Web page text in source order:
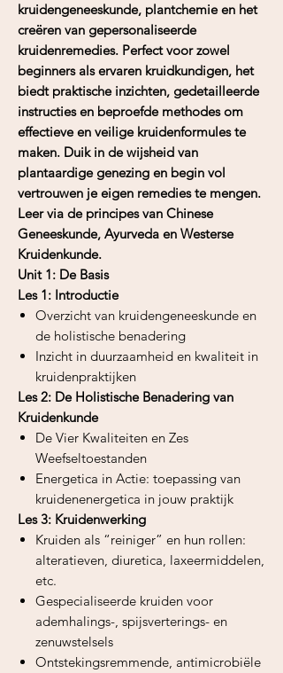
kruidengeneeskunde, plantchemie en het
creëren van gepersonaliseerde
kruidenremedies. Perfect voor zowel
beginners als ervaren kruidkundigen, het
biedt praktische inzichten, gedetailleerde
instructies en beproefde methodes om
effectieve en veilige kruidenformules te
maken. Duik in de wijsheid van
plantaardige genezing en begin vol
vertrouwen je eigen remedies te mengen.
Leer via de principes van Chinese
Geneeskunde, Ayurveda en Westerse
Kruidenkunde.
Unit 1: De Basis
Les 1: Introductie
Overzicht van kruidengeneeskunde en
de holistische benadering
Inzicht in duurzaamheid en kwaliteit in
kruidenpraktijken
Les 2: De Holistische Benadering van
Kruidenkunde
De Vier Kwaliteiten en Zes
Weefseltoestanden
Energetica in Actie: toepassing van
kruidenenergetica in jouw praktijk
Les 3: Kruidenwerking
Kruiden als “reiniger” en hun rollen:
alteratieven, diuretica, laxeermiddelen,
etc.
Gespecialiseerde kruiden voor
ademhalings-, spijsverterings- en
zenuwstelsels
Ontstekingsremmende, antimicrobiële